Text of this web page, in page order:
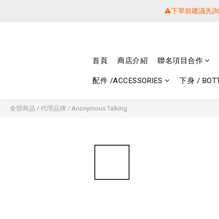
⚠️下單前建議先
⚠️下單前建議先
⚠️下單前建議先
首頁 商店介紹 聯名項目合作
配件 /ACCESSORIES 下身 /
全部商品 / 代理品牌 / Anonymous Talking